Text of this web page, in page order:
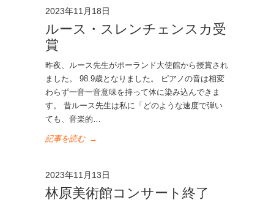
2023年11月18日
ルース・スレンチェンスカ受
賞
昨夜、ルース先生がポーランド大使館から授賞され
ました。 98.9歳となりました。 ピアノの音は相変
わらず一音一音意味を持って体に染み込んできま
す。 昔ルース先生は私に「どのような速度で弾い
ても、音楽的…
記事を読む →
2023年11月13日
林原美術館コンサート終了